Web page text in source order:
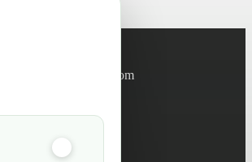
info@green-tech-shop.com